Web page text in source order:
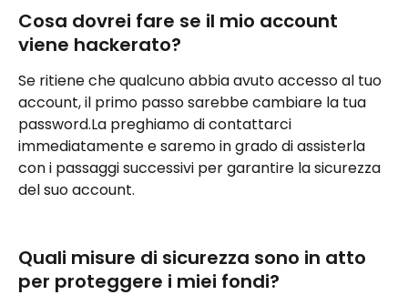
Cosa dovrei fare se il mio account
viene hackerato?
Se ritiene che qualcuno abbia avuto accesso al tuo
account, il primo passo sarebbe cambiare la tua
password.La preghiamo di contattarci
immediatamente e saremo in grado di assisterla
con i passaggi successivi per garantire la sicurezza
del suo account.
Quali misure di sicurezza sono in atto
per proteggere i miei fondi?